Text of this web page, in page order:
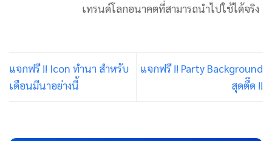
เทรนด์โลกอนาคตที่สามารถนำไปใช้ได้จริง
แจกฟรี !! Icon ทำนา สำหรับ
เดือนมีนาอย่างนี้
แจกฟรี !! Party Background
สุดตื๊ด !!